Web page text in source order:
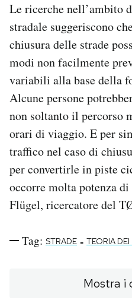
Le ricerche nell’ambito
stradale suggeriscono
chiusura delle strade
modi non facilmente
variabili alla base della
Alcune persone
non soltanto il percorso
orari di viaggio. E per
traffico nel caso di
per convertirle in piste
occorre molta potenza
Flügel, ricercatore del
Tag: STRADE - TEORIA
Mostra i